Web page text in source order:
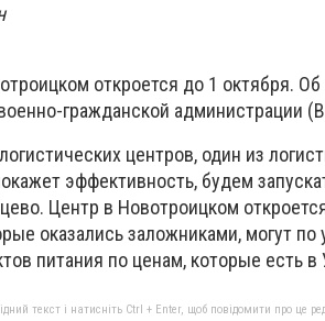
откроется до 1 октября.
гражданской администрации
центров, один из
эффективность, будем
Центр в Новотроицком
оказались заложниками, могут
питания по ценам, которые есть
текст і натисніть Ctrl + Enter, щоб повідомити про це